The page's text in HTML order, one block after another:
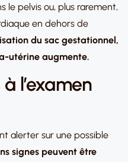
le pelvis ou, plus rarement,
en dehors de
du sac gestationnel,
utérine augmente.
l’examen
alerter sur une possible
signes peuvent être